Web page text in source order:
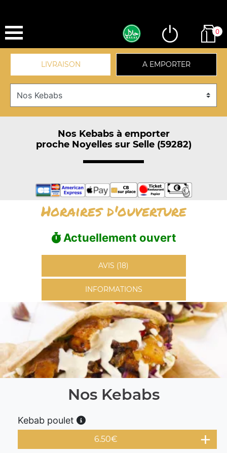
0
LIVRAISON A EMPORTER
Nos Kebabs à emporter
proche Noyelles sur Selle (59282)
Horaires d'ouverture
Actuellement ouvert
AVIS (18)
INFORMATIONS
Nos Kebabs
Kebab poulet
6.50€